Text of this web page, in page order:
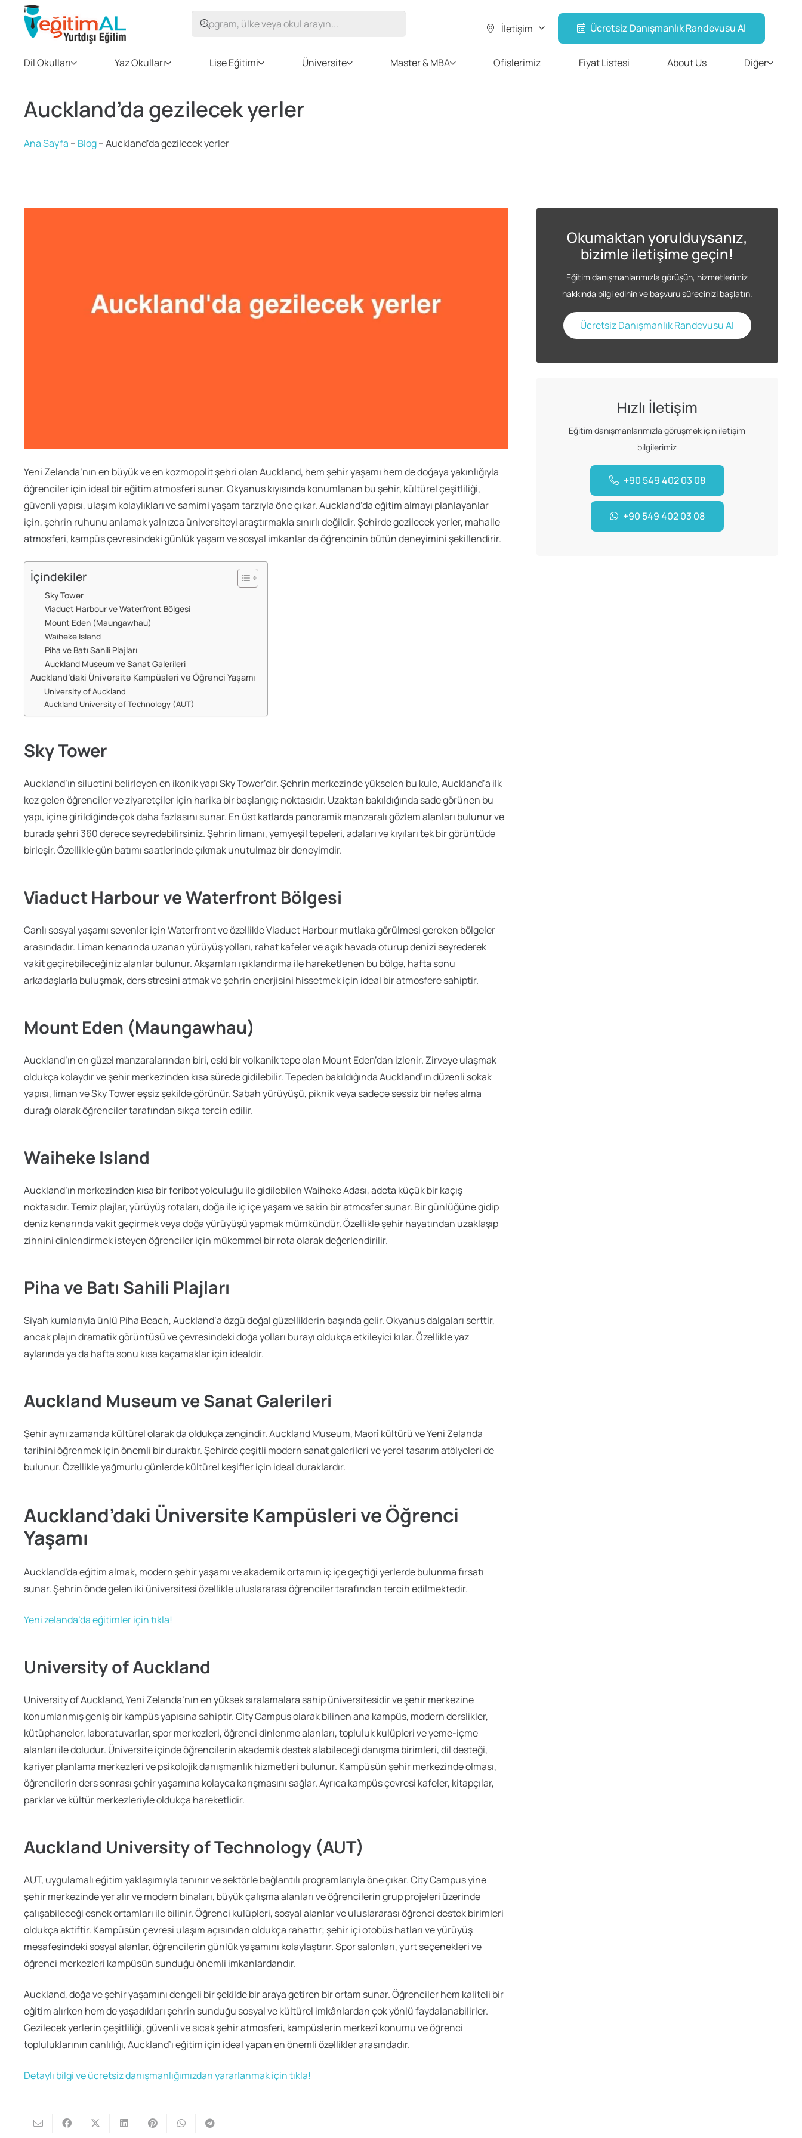
İletişim Ücretsiz Danışmanlık Randevusu Al
Dil Okulları Yaz Okulları Lise Eğitimi Üniversite Master & MBA Ofislerimiz Fiyat Listesi About Us Diğer
Auckland’da gezilecek yerler
Ana Sayfa – Blog–Auckland’da gezilecek yerler
Yeni Zelanda’nın en büyük ve en kozmopolit şehri olan Auckland, hem şehir yaşamı hem de doğaya yakınlığıyla
öğrenciler için ideal bir eğitim atmosferi sunar. Okyanus kıyısında konumlanan bu şehir, kültürel çeşitliliği,
güvenli yapısı, ulaşım kolaylıkları ve samimi yaşam tarzıyla öne çıkar. Auckland’da eğitim almayı planlayanlar
için, şehrin ruhunu anlamak yalnızca üniversiteyi araştırmakla sınırlı değildir. Şehirde gezilecek yerler, mahalle
atmosferi, kampüs çevresindeki günlük yaşam ve sosyal imkanlar da öğrencinin bütün deneyimini şekillendirir.
İçindekiler
Sky Tower
Viaduct Harbour ve Waterfront Bölgesi
Mount Eden (Maungawhau)
Waiheke Island
Piha ve Batı Sahili Plajları
Auckland Museum ve Sanat Galerileri
Auckland’daki Üniversite Kampüsleri ve Öğrenci Yaşamı
University of Auckland
Auckland University of Technology (AUT)
Sky Tower
Auckland’ın siluetini belirleyen en ikonik yapı Sky Tower’dır. Şehrin merkezinde yükselen bu kule, Auckland’a ilk
kez gelen öğrenciler ve ziyaretçiler için harika bir başlangıç noktasıdır. Uzaktan bakıldığında sade görünen bu
yapı, içine girildiğinde çok daha fazlasını sunar. En üst katlarda panoramik manzaralı gözlem alanları bulunur ve
burada şehri 360 derece seyredebilirsiniz. Şehrin limanı, yemyeşil tepeleri, adaları ve kıyıları tek bir görüntüde
birleşir. Özellikle gün batımı saatlerinde çıkmak unutulmaz bir deneyimdir.
Viaduct Harbour ve Waterfront Bölgesi
Canlı sosyal yaşamı sevenler için Waterfront ve özellikle Viaduct Harbour mutlaka görülmesi gereken bölgeler
arasındadır. Liman kenarında uzanan yürüyüş yolları, rahat kafeler ve açık havada oturup denizi seyrederek
vakit geçirebileceğiniz alanlar bulunur. Akşamları ışıklandırma ile hareketlenen bu bölge, hafta sonu
arkadaşlarla buluşmak, ders stresini atmak ve şehrin enerjisini hissetmek için ideal bir atmosfere sahiptir.
Mount Eden (Maungawhau)
Auckland’ın en güzel manzaralarından biri, eski bir volkanik tepe olan Mount Eden’dan izlenir. Zirveye ulaşmak
oldukça kolaydır ve şehir merkezinden kısa sürede gidilebilir. Tepeden bakıldığında Auckland’ın düzenli sokak
yapısı, liman ve Sky Tower eşsiz şekilde görünür. Sabah yürüyüşü, piknik veya sadece sessiz bir nefes alma
durağı olarak öğrenciler tarafından sıkça tercih edilir.
Waiheke Island
Auckland’ın merkezinden kısa bir feribot yolculuğu ile gidilebilen Waiheke Adası, adeta küçük bir kaçış
noktasıdır. Temiz plajlar, yürüyüş rotaları, doğa ile iç içe yaşam ve sakin bir atmosfer sunar. Bir günlüğüne gidip
deniz kenarında vakit geçirmek veya doğa yürüyüşü yapmak mümkündür. Özellikle şehir hayatından uzaklaşıp
zihnini dinlendirmek isteyen öğrenciler için mükemmel bir rota olarak değerlendirilir.
Piha ve Batı Sahili Plajları
Siyah kumlarıyla ünlü Piha Beach, Auckland’a özgü doğal güzelliklerin başında gelir. Okyanus dalgaları serttir,
ancak plajın dramatik görüntüsü ve çevresindeki doğa yolları burayı oldukça etkileyici kılar. Özellikle yaz
aylarında ya da hafta sonu kısa kaçamaklar için idealdir.
Auckland Museum ve Sanat Galerileri
Şehir aynı zamanda kültürel olarak da oldukça zengindir. Auckland Museum, Maorî kültürü ve Yeni Zelanda
tarihini öğrenmek için önemli bir duraktır. Şehirde çeşitli modern sanat galerileri ve yerel tasarım atölyeleri de
bulunur. Özellikle yağmurlu günlerde kültürel keşifler için ideal duraklardır.
Auckland’daki Üniversite Kampüsleri ve Öğrenci
Yaşamı
Auckland’da eğitim almak, modern şehir yaşamı ve akademik ortamın iç içe geçtiği yerlerde bulunma fırsatı
sunar. Şehrin önde gelen iki üniversitesi özellikle uluslararası öğrenciler tarafından tercih edilmektedir.
Yeni zelanda’da eğitimler için tıkla!
University of Auckland
University of Auckland, Yeni Zelanda’nın en yüksek sıralamalara sahip üniversitesidir ve şehir merkezine
konumlanmış geniş bir kampüs yapısına sahiptir. City Campus olarak bilinen ana kampüs, modern derslikler,
kütüphaneler, laboratuvarlar, spor merkezleri, öğrenci dinlenme alanları, topluluk kulüpleri ve yeme-içme
alanları ile doludur. Üniversite içinde öğrencilerin akademik destek alabileceği danışma birimleri, dil desteği,
kariyer planlama merkezleri ve psikolojik danışmanlık hizmetleri bulunur. Kampüsün şehir merkezinde olması,
öğrencilerin ders sonrası şehir yaşamına kolayca karışmasını sağlar. Ayrıca kampüs çevresi kafeler, kitapçılar,
parklar ve kültür merkezleriyle oldukça hareketlidir.
Auckland University of Technology (AUT)
AUT, uygulamalı eğitim yaklaşımıyla tanınır ve sektörle bağlantılı programlarıyla öne çıkar. City Campus yine
şehir merkezinde yer alır ve modern binaları, büyük çalışma alanları ve öğrencilerin grup projeleri üzerinde
çalışabileceği esnek ortamları ile bilinir. Öğrenci kulüpleri, sosyal alanlar ve uluslararası öğrenci destek birimleri
oldukça aktiftir. Kampüsün çevresi ulaşım açısından oldukça rahattır; şehir içi otobüs hatları ve yürüyüş
mesafesindeki sosyal alanlar, öğrencilerin günlük yaşamını kolaylaştırır. Spor salonları, yurt seçenekleri ve
öğrenci merkezleri kampüsün sunduğu önemli imkanlardandır.
Auckland, doğa ve şehir yaşamını dengeli bir şekilde bir araya getiren bir ortam sunar. Öğrenciler hem kaliteli bir
eğitim alırken hem de yaşadıkları şehrin sunduğu sosyal ve kültürel imkânlardan çok yönlü faydalanabilirler.
Gezilecek yerlerin çeşitliliği, güvenli ve sıcak şehir atmosferi, kampüslerin merkezî konumu ve öğrenci
topluluklarının canlılığı, Auckland’ı eğitim için ideal yapan en önemli özellikler arasındadır.
Detaylı bilgi ve ücretsiz danışmanlığımızdan yararlanmak için tıkla!
Okumaktan yorulduysanız,
bizimle iletişime geçin!
Eğitim danışmanlarımızla görüşün, hizmetlerimiz
hakkında bilgi edinin ve başvuru sürecinizi başlatın.
Ücretsiz Danışmanlık Randevusu Al
Hızlı İletişim
Eğitim danışmanlarımızla görüşmek için iletişim
bilgilerimiz
+90 549 402 03 08
+90 549 402 03 08